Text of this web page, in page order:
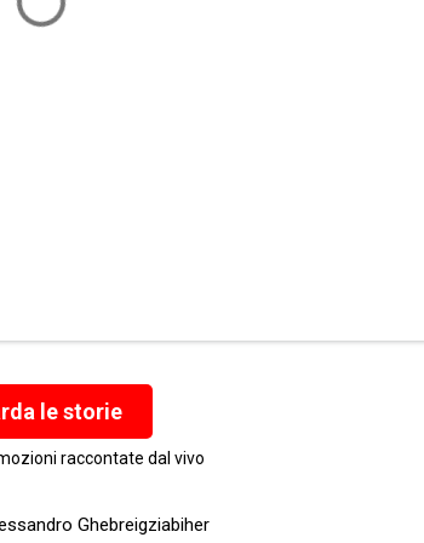
le storie
raccontate dal vivo
Ghebreigziabiher